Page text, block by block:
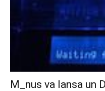
M_nus va lansa un